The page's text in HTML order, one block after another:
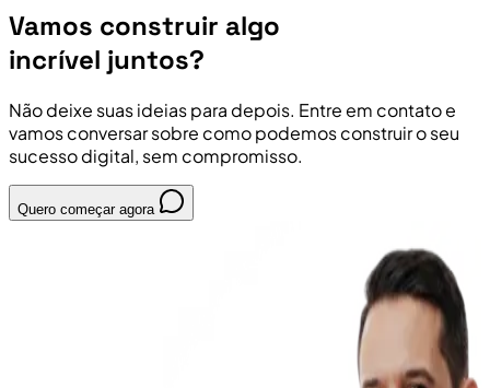
Vamos construir algo
incrível juntos?
Não deixe suas ideias para depois. Entre em contato e
vamos conversar sobre como podemos construir o seu
sucesso digital, sem compromisso.
Quero começar agora